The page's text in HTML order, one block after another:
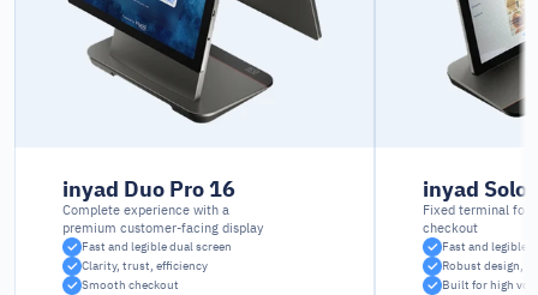
inyad Duo Pro 16
Complete experience with a
premium customer-facing display
Fast and legible dual screen
Clarity, trust, efficiency
Smooth checkout
inyad Solo
Fixed terminal for
checkout
Fast and legible
Robust design,
Built for high